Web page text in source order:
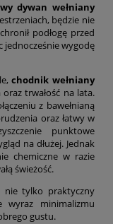
dywan wełniany
będzie nie
podłogę przed
jednocześnie wygodę
chodnik wełniany
trwałość na lata.
z bawełnianą
oraz łatwy w
punktowe
na dłużej. Jednak
chemiczne w razie
świeżość.
nie tylko praktyczny
wyraz minimalizmu
gustu.